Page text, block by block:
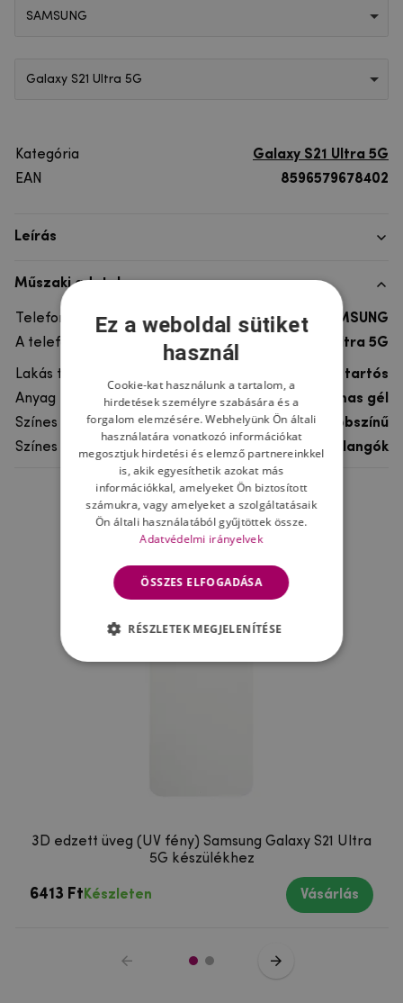
SAMSUNG
Galaxy S21 Ultra 5G
Kategória
Galaxy S21 Ultra 5G
EAN
8596579678402
Leírás
Műszaki adatok
Telefon márka
SAMSUNG
A telefonmodellhez
Galaxy S21 Ultra 5G
Lakás típusa
Gél, Ultra tartós
Anyag
rugalmas gél
Színes
többszínű
Színes motívum
Pillangók
Ne felejtsd el
3D edzett üveg (UV fény) Samsung Galaxy S21 Ultra
5G készülékhez
6413 Ft Készleten Vásárlás
Ez a weboldal sütiket
használ
Cookie-kat használunk a tartalom, a
hirdetések személyre szabására és a
forgalom elemzésére. Webhelyünk Ön általi
használatára vonatkozó információkat
megosztjuk hirdetési és elemző partnereinkkel
is, akik egyesíthetik azokat más
információkkal, amelyeket Ön biztosított
számukra, vagy amelyeket a szolgáltatásaik
Ön általi használatából gyűjtöttek össze.
Adatvédelmi irányelvek
ÖSSZES ELFOGADÁSA
RÉSZLETEK MEGJELENÍTÉSE